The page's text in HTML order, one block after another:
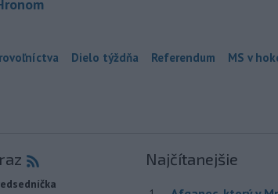
Dielo týždňa Referendum MS v
Najčítanejšie